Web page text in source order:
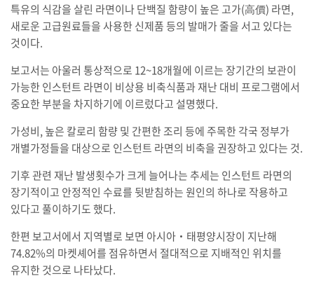
특유의 식감을 살린 라면이나 단백질 함량이 높은 고가(高價) 라면,
새로운 고급원료들을 사용한 신제품 등의 발매가 줄을 서고 있다는
것이다.
보고서는 아울러 통상적으로 12~18개월에 이르는 장기간의 보관이
가능한 인스턴트 라면이 비상용 비축식품과 재난 대비 프로그램에서
중요한 부분을 차지하기에 이르렀다고 설명했다.
가성비, 높은 칼로리 함량 및 간편한 조리 등에 주목한 각국 정부가
개별가정들을 대상으로 인스턴트 라면의 비축을 권장하고 있다는 것.
기후 관련 재난 발생횟수가 크게 늘어나는 추세는 인스턴트 라면의
장기적이고 안정적인 수료를 뒷받침하는 원인의 하나로 작용하고
있다고 풀이하기도 했다.
한편 보고서에서 지역별로 보면 아시아‧태평양시장이 지난해
74.82%의 마켓셰어를 점유하면서 절대적으로 지배적인 위치를
유지한 것으로 나타났다.